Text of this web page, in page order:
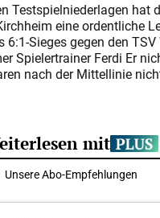
Testspielniederlagen hat
eine ordentliche
6:1-Sieges gegen den
Spielertrainer Ferdi Er
nach der Mittellinie